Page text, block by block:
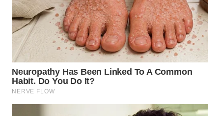
TANGERANG
WN
BINJAI
WN
CIREBON